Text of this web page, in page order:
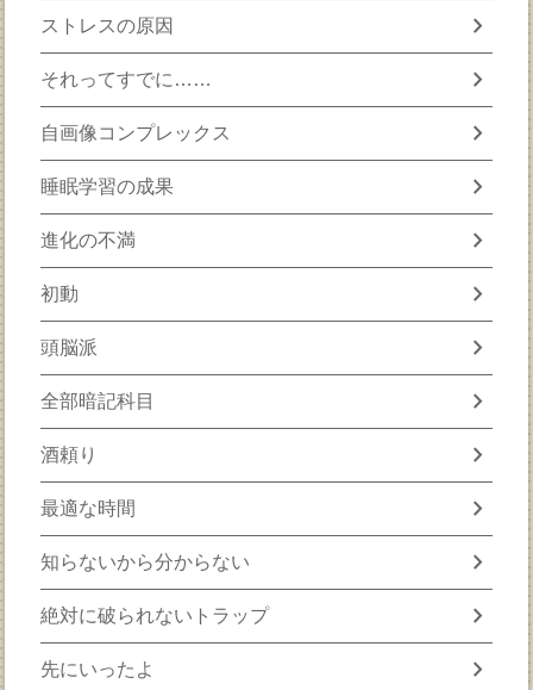
ストレスの原因 chevron_right
それってすでに…… chevron_right
自画像コンプレックス chevron_right
睡眠学習の成果 chevron_right
進化の不満 chevron_right
初動 chevron_right
頭脳派 chevron_right
全部暗記科目 chevron_right
酒頼り chevron_right
最適な時間 chevron_right
知らないから分からない chevron_right
絶対に破られないトラップ chevron_right
先にいったよ chevron_right